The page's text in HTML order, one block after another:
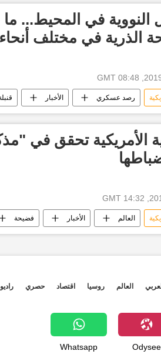
النووية في المحيط...
الذرية في مختلف
رصد عسكري الأخبار
الأمريكية تحقق في
العالم الأخبار فضيحة
العالم روسيا اقتصاد حصري راديو
Odysee
Whatsapp